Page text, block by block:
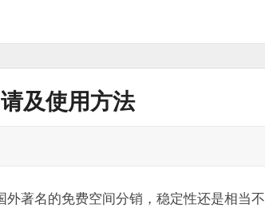
及使用方法
著名的免费空间分销，稳定性还是相当不